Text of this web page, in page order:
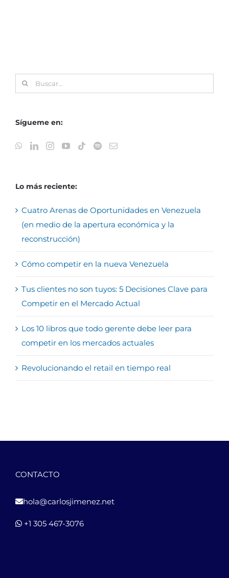
Buscar:
Sígueme en:
Lo más reciente:
Cuatro Arenas de Oportunidades en Venezuela
(en medio de la apertura económica y la
reconstrucción)
Cómo competir en la nueva Venezuela
Tus clientes no son tuyos: 5 Decisiones Clave para
Competir en el Mercado Actual
Los 10 libros que todo gerente debe leer para
competir en los mercados actuales
Revolucionando el retail en tiempo real
CONTACTO
hola@carlosjimenez.net
+1 305 467-3076